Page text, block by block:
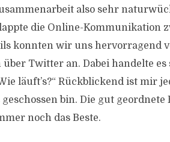
also sehr
die Online-Kommunikation
konnten wir uns hervorragend
Twitter an. Dabei handelte
läuft’s?“ Rückblickend ist mir
bin. Die gut
noch das Beste.